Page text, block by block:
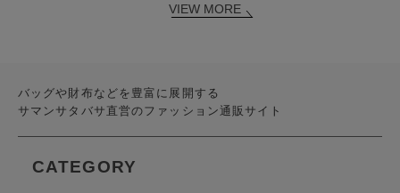
VIEW MORE
バッグや財布などを豊富に展開する
サマンサタバサ直営のファッション通販サイト
CATEGORY